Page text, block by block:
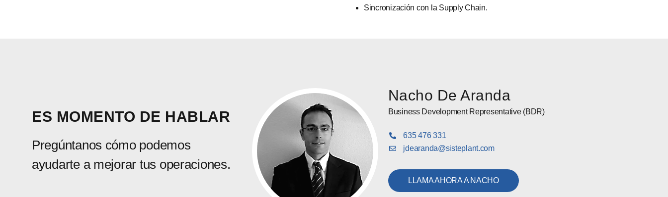
Sincronización con la Supply Chain.
ES MOMENTO DE HABLAR
Pregúntanos cómo podemos
ayudarte a mejorar tus operaciones.
Nacho De Aranda
Business Development Representative (BDR)
635 476 331
jdearanda@sisteplant.com
LLAMA AHORA A NACHO